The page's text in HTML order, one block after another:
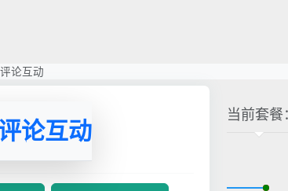
论互动
论互动
当前套餐